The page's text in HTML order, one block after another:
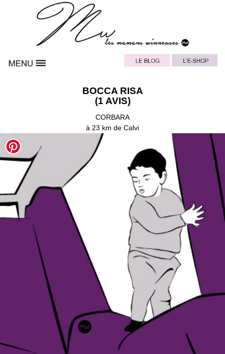
BOCCA RISA
(1 AVIS)
CORBARA
à 23 km de Calvi